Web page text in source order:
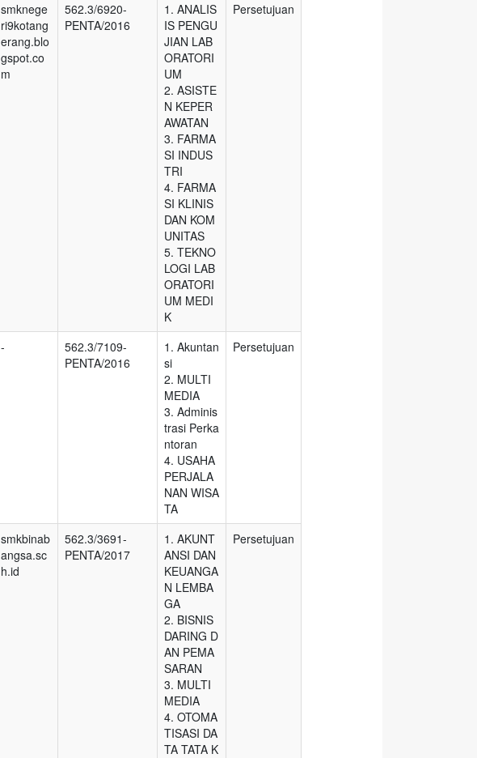
smknege
ri9kotang
erang.blo
gspot.co
m
562.3/6920-
PENTA/2016
1. ANALIS
IS PENGU
JIAN LAB
ORATORI
UM
2. ASISTE
N KEPER
AWATAN
3. FARMA
SI INDUS
TRI
4. FARMA
SI KLINIS
DAN KOM
UNITAS
5. TEKNO
LOGI LAB
ORATORI
UM MEDI
K
Persetujuan
-
562.3/7109-
PENTA/2016
1. Akuntan
si
2. MULTI
MEDIA
3. Adminis
trasi Perka
ntoran
4. USAHA
PERJALA
NAN WISA
TA
Persetujuan
smkbinab
angsa.sc
h.id
562.3/3691-
PENTA/2017
1. AKUNT
ANSI DAN
KEUANGA
N LEMBA
GA
2. BISNIS
DARING D
AN PEMA
SARAN
3. MULTI
MEDIA
4. OTOMA
TISASI DA
TA TATA K
Persetujuan